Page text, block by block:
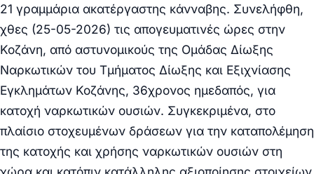
21 γραμμάρια ακατέργαστης κάνναβης. Συνελήφθη,
χθες (25-05-2026) τις απογευματινές ώρες στην
Κοζάνη, από αστυνομικούς της Ομάδας Δίωξης
Ναρκωτικών του Τμήματος Δίωξης και Εξιχνίασης
Εγκλημάτων Κοζάνης, 36χρονος ημεδαπός, για
κατοχή ναρκωτικών ουσιών. Συγκεκριμένα, στο
πλαίσιο στοχευμένων δράσεων για την καταπολέμηση
της κατοχής και χρήσης ναρκωτικών ουσιών στη